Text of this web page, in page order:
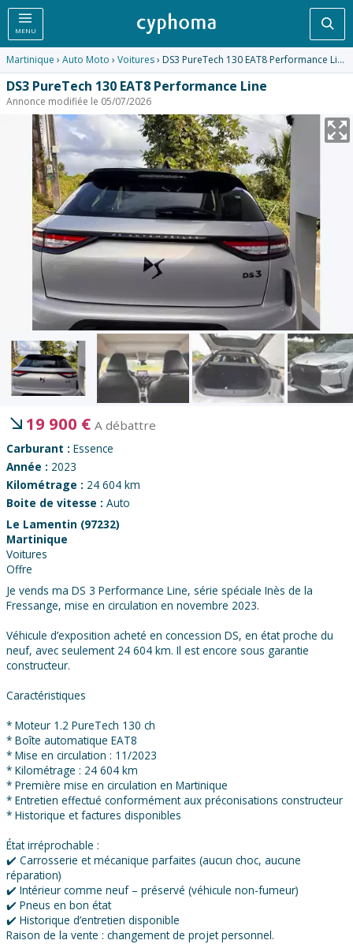
MENU
Martinique › Auto Moto › Voitures› DS3 PureTech 130 EAT8 Performance Line
DS3 PureTech 130 EAT8 Performance Line
Annonce modifiée le 05/07/2026
19 900 € A débattre
Carburant : Essence
Année : 2023
Kilométrage : 24 604 km
Boite de vitesse : Auto
Le Lamentin (97232)
Martinique
Voitures
Offre
Je vends ma DS 3 Performance Line, série spéciale Inès de la
Fressange, mise en circulation en novembre 2023.
Véhicule d’exposition acheté en concession DS, en état proche du
neuf, avec seulement 24 604 km. Il est encore sous garantie
constructeur.
Caractéristiques
* Moteur 1.2 PureTech 130 ch
* Boîte automatique EAT8
* Mise en circulation : 11/2023
* Kilométrage : 24 604 km
* Première mise en circulation en Martinique
* Entretien effectué conformément aux préconisations constructeur
* Historique et factures disponibles
État irréprochable :
✔️ Carrosserie et mécanique parfaites (aucun choc, aucune
réparation)
✔️ Intérieur comme neuf – préservé (véhicule non-fumeur)
✔️ Pneus en bon état
✔️ Historique d’entretien disponible
Raison de la vente : changement de projet personnel.